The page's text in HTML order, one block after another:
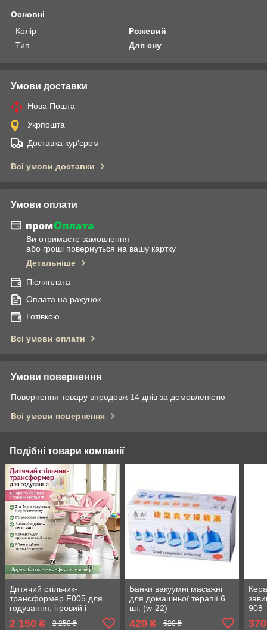
Основні
Колір
Рожевий
Тип
Для сну
Умови доставки
Нова Пошта
Укрпошта
Доставка кур'єром
Всі умови доставки
Умови оплати
Ви отримаєте замовлення
або гроші повернуться на вашу картку
Детальніше
Післяплата
Оплата на рахунок
Готівкою
Всі умови оплати
Умови повернення
Повернення товару впродовж 14 днів за домовленістю
Всі умови повернення
Подібні товари компанії
Дитячий стільчик-
трансформер F005 для
годування, ігровий і
2 150 ₴ 2 250 ₴
Банки вакуумні масажні
для домашньої терапії 6
шт. (w-22)
420₴ 520 ₴
908
370